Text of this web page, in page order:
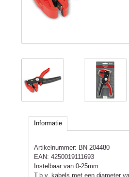
Informatie
Artikelnummer: BN 204480
EAN: 4250019111693
Instelbaar van 0-25mm
T.b.v. kabels met een diameter